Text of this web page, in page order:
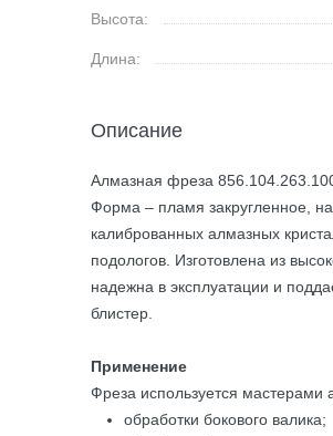
Высота:
Длина:
Описание
Алмазная фреза
Форма – пламя закругленное,
калиброванных алмазных
подологов. Изготовлена из
надежна в эксплуатации и
блистер.
Применение
Фреза используется
обработки бокового валика;